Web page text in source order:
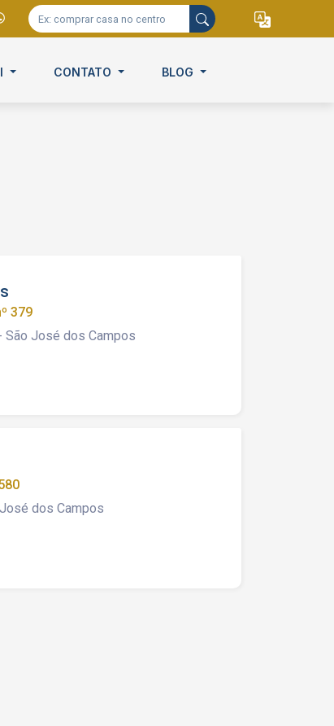
CONTATO BLOG
379
São José dos Campos
dos Campos